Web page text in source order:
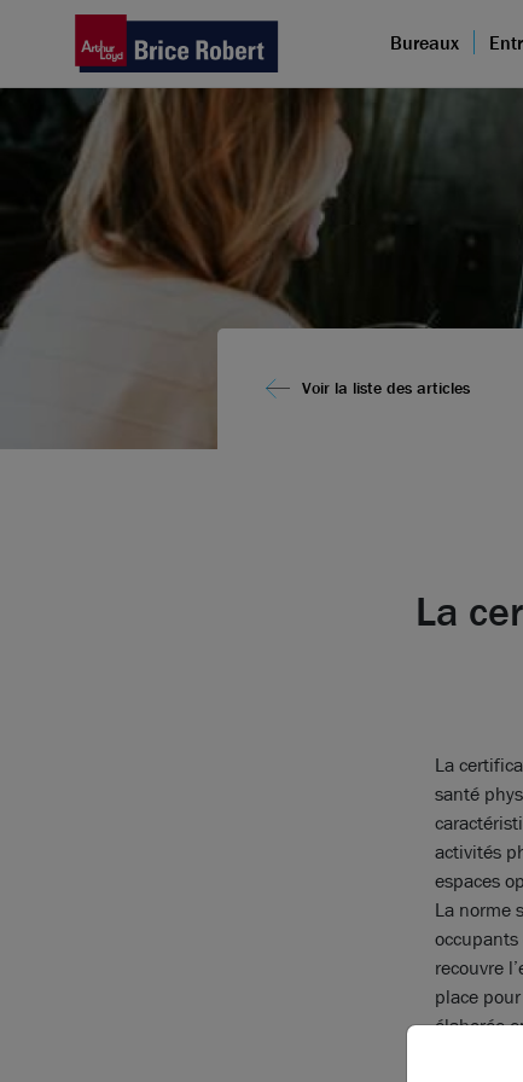
Bureaux
Voir la liste des articles
La
La
santé
activités
espaces
La norme
occupants
recouvre
place
élaborée